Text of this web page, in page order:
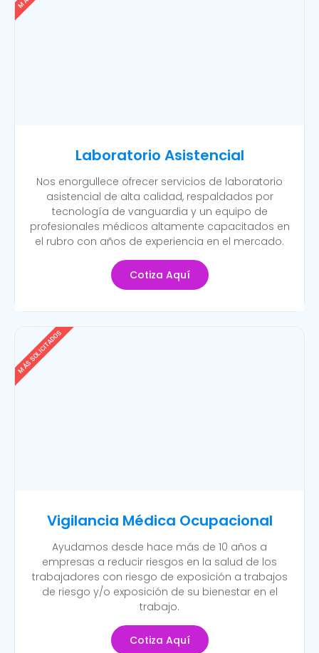
Laboratorio Asistencial
Nos enorgullece ofrecer servicios de laboratorio
asistencial de alta calidad, respaldados por
tecnología de vanguardia y un equipo de
profesionales médicos altamente capacitados en
el rubro con años de experiencia en el mercado.
Cotiza Aquí
Vigilancia Médica Ocupacional
Ayudamos desde hace más de 10 años a
empresas a reducir riesgos en la salud de los
trabajadores con riesgo de exposición a trabajos
de riesgo y/o exposición de su bienestar en el
trabajo.
Cotiza Aquí
MÁS SOLICITADOS